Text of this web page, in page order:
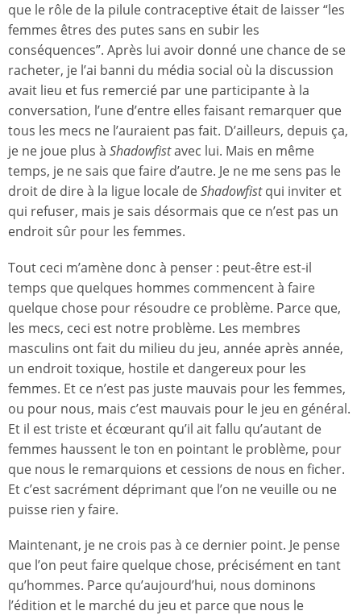
que le rôle de la pilule contraceptive était de laisser “les
femmes êtres des putes sans en subir les
conséquences”. Après lui avoir donné une chance de se
racheter, je l’ai banni du média social où la discussion
avait lieu et fus remercié par une participante à la
conversation, l’une d’entre elles faisant remarquer que
tous les mecs ne l’auraient pas fait. D’ailleurs, depuis ça,
je ne joue plus à Shadowfistavec lui. Mais en même
temps, je ne sais que faire d’autre. Je ne me sens pas le
droit de dire à la ligue locale deShadowfistqui inviter et
qui refuser, mais je sais désormais que ce n’est pas un
endroit sûr pour les femmes.
Tout ceci m’amène donc à penser : peut-être est-il
temps que quelques hommes commencent à faire
quelque chose pour résoudre ce problème. Parce que,
les mecs, ceci est notre problème. Les membres
masculins ont fait du milieu du jeu, année après année,
un endroit toxique, hostile et dangereux pour les
femmes. Et ce n’est pas juste mauvais pour les femmes,
ou pour nous, mais c’est mauvais pour le jeu en général.
Et il est triste et écœurant qu’il ait fallu qu’autant de
femmes haussent le ton en pointant le problème, pour
que nous le remarquions et cessions de nous en ficher.
Et c’est sacrément déprimant que l’on ne veuille ou ne
puisse rien y faire.
Maintenant, je ne crois pas à ce dernier point. Je pense
que l’on peut faire quelque chose, précisément en tant
qu’hommes. Parce qu’aujourd’hui, nous dominons
l’édition et le marché du jeu et parce que nous le